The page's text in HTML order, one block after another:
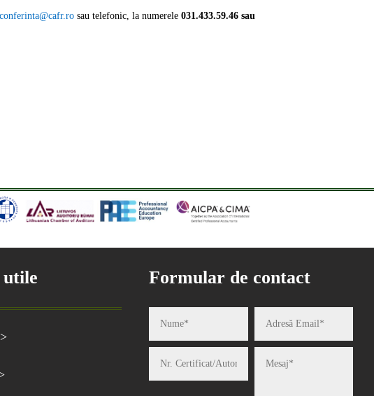
conferinta@cafr.ro sau telefonic, la numerele031.433.59.46 sau
Formular de contact